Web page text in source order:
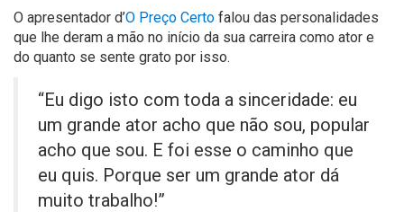
O apresentador d’O Preço Certo falou das personalidades
que lhe deram a mão no início da sua carreira como ator e
do quanto se sente grato por isso.
“Eu digo isto com toda a sinceridade: eu
um grande ator acho que não sou, popular
acho que sou. E foi esse o caminho que
eu quis. Porque ser um grande ator dá
muito trabalho!”